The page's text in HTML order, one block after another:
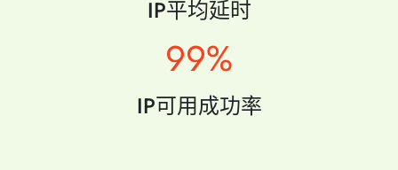
IP平均延时
99%
IP可用成功率